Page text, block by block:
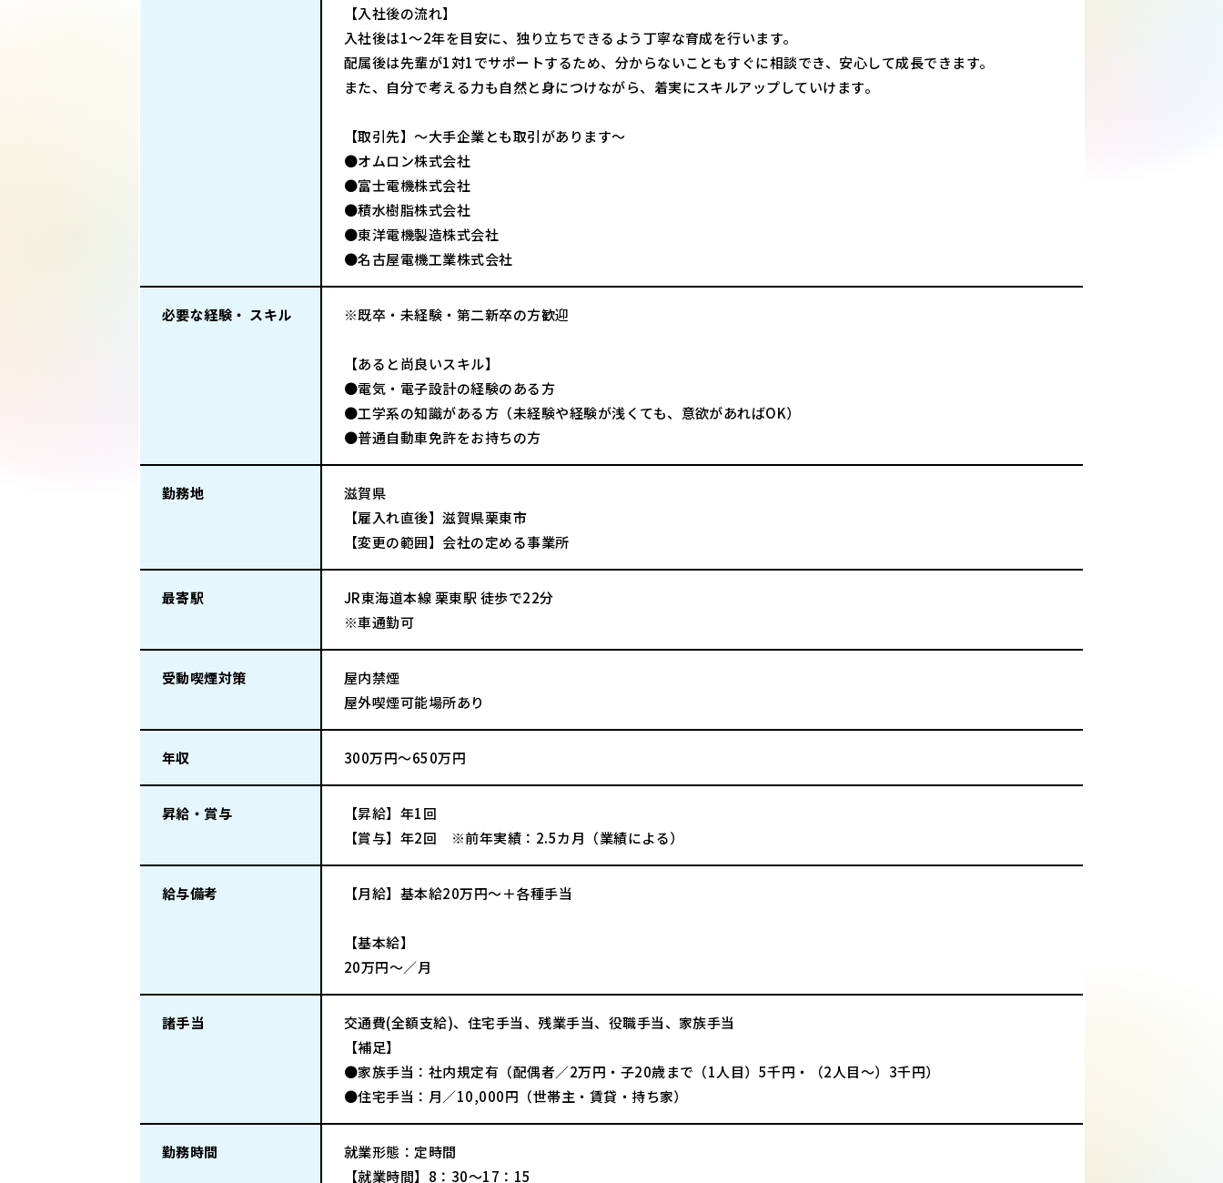
【入社後の流れ】
入社後は1〜2年を目安に、独り立ちできるよう丁寧な育成を行います。
配属後は先輩が1対1でサポートするため、分からないこともすぐに相談でき、安心して成長できます。
また、自分で考える力も自然と身につけながら、着実にスキルアップしていけます。
【取引先】～大手企業とも取引があります～
●オムロン株式会社
●富士電機株式会社
●積水樹脂株式会社
●東洋電機製造株式会社
●名古屋電機工業株式会社
必要な経験・ スキル ※既卒・未経験・第二新卒の方歓迎
【あると尚良いスキル】
●電気・電子設計の経験のある方
●工学系の知識がある方（未経験や経験が浅くても、意欲があればOK）
●普通自動車免許をお持ちの方
勤務地
滋賀県
【雇入れ直後】滋賀県栗東市
【変更の範囲】会社の定める事業所
最寄駅
JR東海道本線 栗東駅 徒歩で22分
※車通勤可
受動喫煙対策
屋内禁煙
屋外喫煙可能場所あり
年収 300万円～650万円
昇給・賞与
【昇給】年1回
【賞与】年2回 ※前年実績：2.5カ月（業績による）
給与備考 【月給】基本給20万円～＋各種手当
【基本給】
20万円～／月
諸手当
交通費(全額支給)、住宅手当、残業手当、役職手当、家族手当
【補足】
●家族手当：社内規定有（配偶者／2万円・子20歳まで（1人目）5千円・（2人目～）3千円）
●住宅手当：月／10,000円（世帯主・賃貸・持ち家）
勤務時間
就業形態：定時間
【就業時間】8：30～17：15